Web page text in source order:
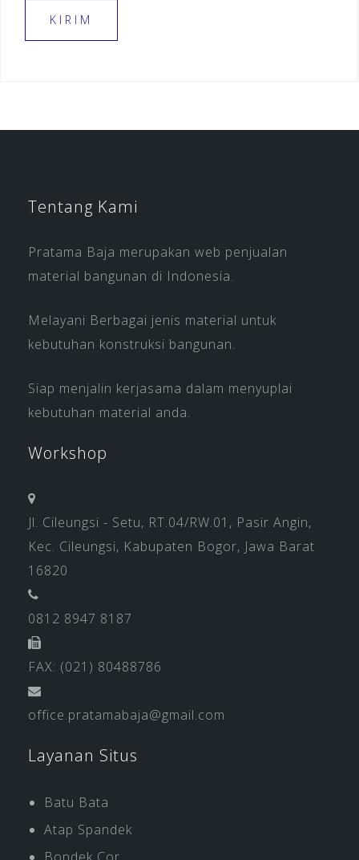
Tentang Kami
Pratama Baja merupakan web penjualan
material bangunan di Indonesia.
Melayani Berbagai jenis material untuk
kebutuhan konstruksi bangunan.
Siap menjalin kerjasama dalam menyuplai
kebutuhan material anda.
Workshop
Jl. Cileungsi - Setu, RT.04/RW.01, Pasir Angin,
Kec. Cileungsi, Kabupaten Bogor, Jawa Barat
16820
0812 8947 8187
FAX: (021) 80488786
office.pratamabaja@gmail.com
Layanan Situs
Batu Bata
Atap Spandek